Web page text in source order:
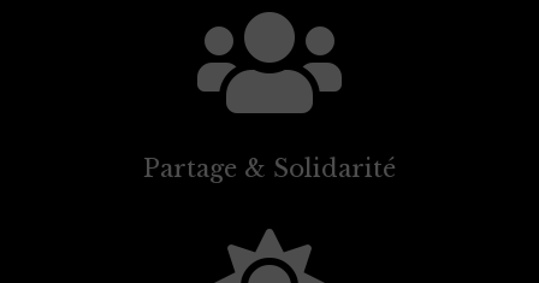

Partage & Solidarité